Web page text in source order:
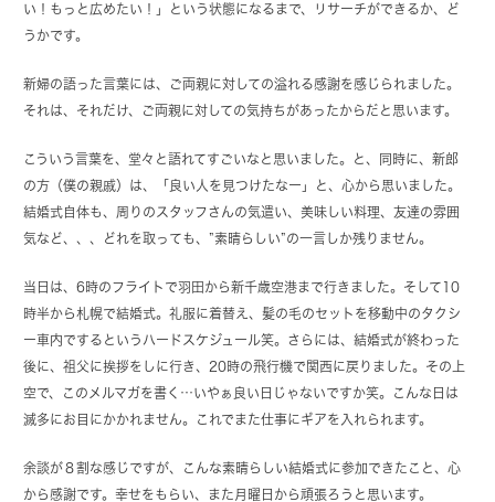
い！もっと広めたい！」という状態になるまで、リサーチができるか、ど
うかです。
新婦の語った言葉には、ご両親に対しての溢れる感謝を感じられました。
それは、それだけ、ご両親に対しての気持ちがあったからだと思います。
こういう言葉を、堂々と語れてすごいなと思いました。と、同時に、新郎
の方（僕の親戚）は、「良い人を見つけたなー」と、心から思いました。
結婚式自体も、周りのスタッフさんの気遣い、美味しい料理、友達の雰囲
気など、、、どれを取っても、”素晴らしい”の一言しか残りません。
当日は、6時のフライトで羽田から新千歳空港まで行きました。そして10
時半から札幌で結婚式。礼服に着替え、髪の毛のセットを移動中のタクシ
ー車内でするというハードスケジュール笑。さらには、結婚式が終わった
後に、祖父に挨拶をしに行き、20時の飛行機で関西に戻りました。その上
空で、このメルマガを書く…いやぁ良い日じゃないですか笑。こんな日は
滅多にお目にかかれません。これでまた仕事にギアを入れられます。
余談が８割な感じですが、こんな素晴らしい結婚式に参加できたこと、心
から感謝です。幸せをもらい、また月曜日から頑張ろうと思います。